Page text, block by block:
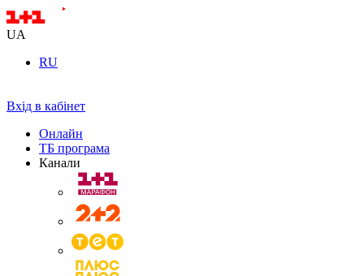
UA
RU
Вхід в кабінет
Онлайн
ТБ програма
Канали